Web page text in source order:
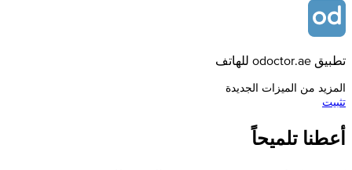
تطبيق odoctor.ae للهاتف
المزيد من الميزات الجديدة
تثبيت
أعطنا تلميحاً